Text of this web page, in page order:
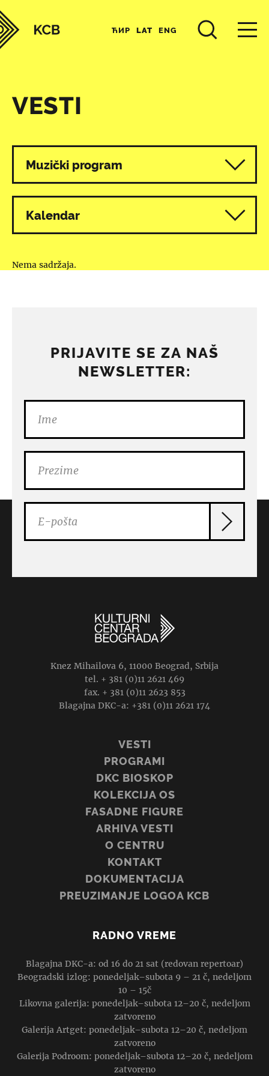
ЋИР LAT ENG
VESTI
Svi programi
Muzički program
Kalendar
Nema sadržaja.
PRIJAVITE SE ZA NAŠ
NEWSLETTER:
Knez Mihailova 6, 11000 Beograd, Srbija
tel. + 381 (0)11 2621 469
fax. + 381 (0)11 2623 853
Blagajna DKC-a: +381 (0)11 2621 174
VESTI
PROGRAMI
DKC BIOSKOP
KOLEKCIJA OS
FASADNE FIGURE
ARHIVA VESTI
O CENTRU
KONTAKT
DOKUMENTACIJA
PREUZIMANJE LOGOA KCB
RADNO VREME
Blagajna DKC-a: od 16 do 21 sat (redovan repertoar)
Beogradski izlog: ponedeljak–subota 9 – 21 č, nedeljom
10 – 15č
Likovna galerija: ponedeljak–subota 12–20 č, nedeljom
zatvoreno
Galerija Artget: ponedeljak–subota 12–20 č, nedeljom
zatvoreno
Galerija Podroom: ponedeljak–subota 12–20 č, nedeljom
zatvoreno